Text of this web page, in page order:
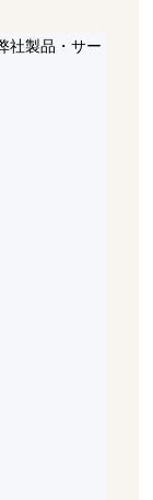
社製品・サー